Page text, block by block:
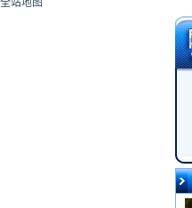
全站地图